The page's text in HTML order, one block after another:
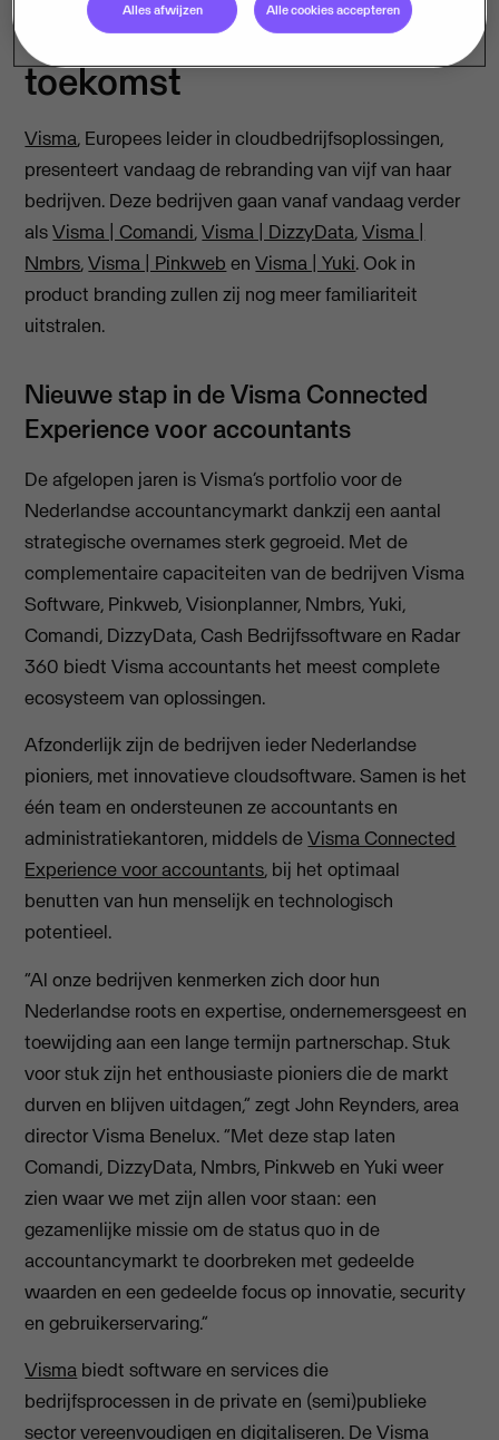
Samen pionieren is de
toekomst
Visma, Europees leider in cloudbedrijfsoplossingen,
presenteert vandaag de rebranding van vijf van haar
bedrijven. Deze bedrijven gaan vanaf vandaag verder
alsVisma | Comandi,Visma | DizzyData,Visma |
Nmbrs,Visma | Pinkweb enVisma | Yuki. Ook in
product branding zullen zij nog meer familiariteit
uitstralen.
Nieuwe stap in de Visma Connected
Experience voor accountants
De afgelopen jaren is Visma’s portfolio voor de
Nederlandse accountancymarkt dankzij een aantal
strategische overnames sterk gegroeid. Met de
complementaire capaciteiten van de bedrijven Visma
Software, Pinkweb, Visionplanner, Nmbrs, Yuki,
Comandi, DizzyData, Cash Bedrijfssoftware en Radar
360 biedt Visma accountants het meest complete
ecosysteem van oplossingen.
Afzonderlijk zijn de bedrijven ieder Nederlandse
pioniers, met innovatieve cloudsoftware. Samen is het
één team en ondersteunen ze accountants en
administratiekantoren, middels deVisma Connected
Experience voor accountants, bij het optimaal
benutten van hun menselijk en technologisch
potentieel.
“Al onze bedrijven kenmerken zich door hun
Nederlandse roots en expertise, ondernemersgeest en
toewijding aan een lange termijn partnerschap. Stuk
voor stuk zijn het enthousiaste pioniers die de markt
durven en blijven uitdagen,” zegt John Reynders, area
director Visma Benelux. “Met deze stap laten
Comandi, DizzyData, Nmbrs, Pinkweb en Yuki weer
zien waar we met zijn allen voor staan: een
gezamenlijke missie om de status quo in de
accountancymarkt te doorbreken met gedeelde
waarden en een gedeelde focus op innovatie, security
en gebruikerservaring.”
Visma biedt software en services die
bedrijfsprocessen in de private en (semi)publieke
sector vereenvoudigen en digitaliseren. De Visma
Alles afwijzen Alle cookies accepteren